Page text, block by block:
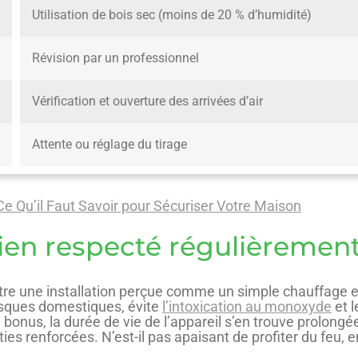
Utilisation de bois sec (moins de 20 % d’humidité)
Révision par un professionnel
Vérification et ouverture des arrivées d’air
Attente ou réglage du tirage
Qu’il Faut Savoir pour Sécuriser Votre Maison
respecté
une installation perçue comme un simple chauffage
domestiques, évite l’intoxication au monoxyde et
la durée de vie de l’appareil s’en trouve
renforcées. N’est-il pas apaisant de profiter du feu,